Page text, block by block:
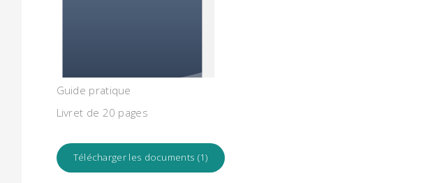
Guide pratique
Livret de 20 pages
Télécharger les documents (1)